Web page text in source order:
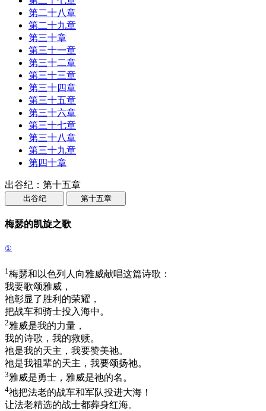
第二十八章
第二十九章
第三十章
第三十一章
第三十二章
第三十三章
第三十四章
第三十五章
第三十六章
第三十七章
第三十八章
第三十九章
第四十章
出谷纪：第十五章
出谷纪 第十五章
梅瑟的凯旋之歌
①
1 梅瑟和以色列人向雅威献唱这篇诗歌：
我要歌颂雅威，
祂彰显了胜利的荣耀，
把战车和骑士投入海中。
2雅威是我的力量，
我的诗歌，我的救赎。
祂是我的天主，我要赞美祂。
祂是我祖辈的天主，我要颂扬祂。
3雅威是勇士，雅威是祂的名。
4祂把法老的战车和军队投进大海！
让法老精选的战士都葬身红海。